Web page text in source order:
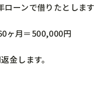
ローンで借りたとしま
ヶ月＝500,000円
金します。